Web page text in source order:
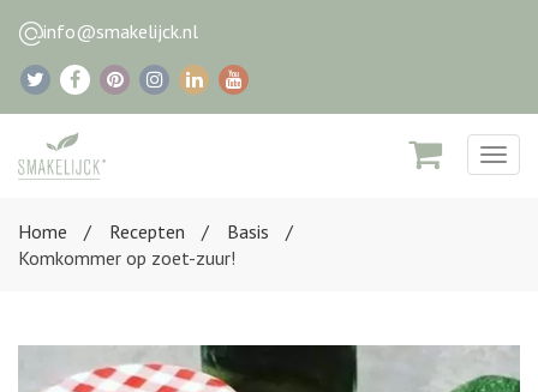
info@smakelijck.nl
Home
Recepten
Basis
Komkommer op zoet-zuur!